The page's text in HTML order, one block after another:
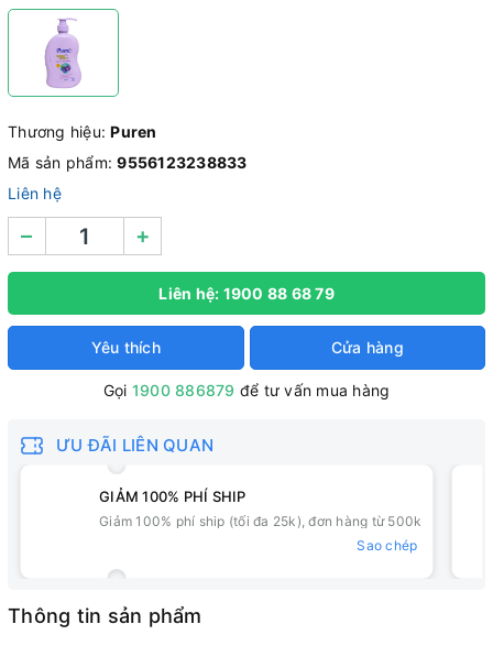
Thương hiệu:Puren
Mã sản phẩm:9556123238833
Liên hệ
– +
Liên hệ: 1900 88 68 79
Yêu thích Cửa hàng
Gọi 1900 886879 để tư vấn mua hàng
ƯU ĐÃI LIÊN QUAN
GIẢM 100% PHÍ SHIP
Giảm 100% phí ship (tối đa 25k), đơn hàng từ 500k
Sao chép
Thông tin sản phẩm